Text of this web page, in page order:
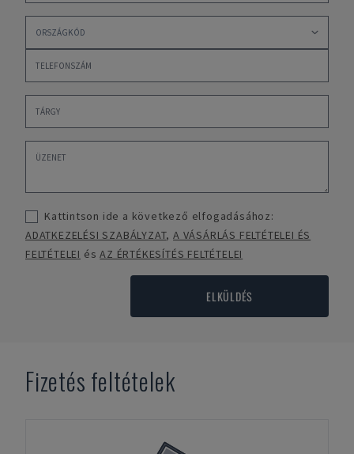
Kattintson ide a következő elfogadásához:
ADATKEZELÉSI SZABÁLYZAT,A VÁSÁRLÁS FELTÉTELEI ÉS
FELTÉTELEI ésAZ ÉRTÉKESÍTÉS FELTÉTELEI
ELKÜLDÉS
Fizetés feltételek